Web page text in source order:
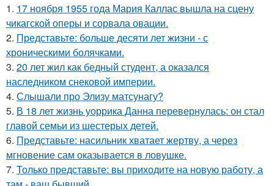
1. 17 ноября 1955 года Мария Каллас вышла на сцену
чикагской оперы и сорвала овации.
2. Представьте: больше десяти лет жизни - с
хроническими болячками.
3. 20 лет жил как бедный студент, а оказался
наследником снековой империи.
4. Слышали про Элизу матсунагу?
5. В 18 лет жизнь уоррика Данна перевернулась: он стал
главой семьи из шестерых детей.
6. Представьте: насильник хватает жертву, а через
мгновение сам оказывается в ловушке.
7. Только представьте: вы приходите на новую работу, а